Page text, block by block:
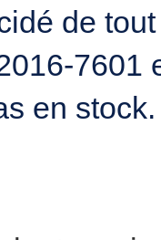
de
7601
en stock.